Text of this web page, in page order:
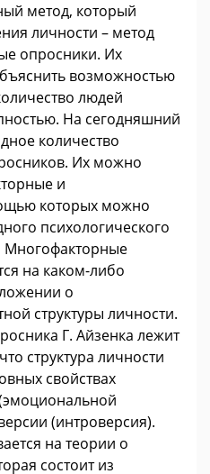
метод, который
личности – метод
опросники. Их
возможностью
людей
На сегодняшний
количество
Их можно
и
которых можно
психологического
Многофакторные
на каком-либо
о
структуры личности.
Г. Айзенка лежит
структура личности
свойствах
(интроверсия).
на теории о
состоит из